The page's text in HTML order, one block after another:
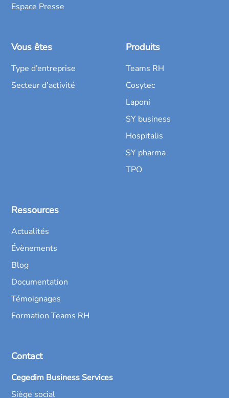
Espace Presse
Vous êtes
Type d’entreprise
Secteur d’activité
Produits
Teams RH
Cosytec
Laponi
SY business
Hospitalis
SY pharma
TPO
Ressources
Actualités
Évènements
Blog
Documentation
Témoignages
Formation Teams RH
Contact
Cegedim Business Services
Siège social